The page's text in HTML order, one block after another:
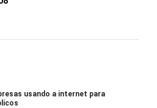
usando a internet para